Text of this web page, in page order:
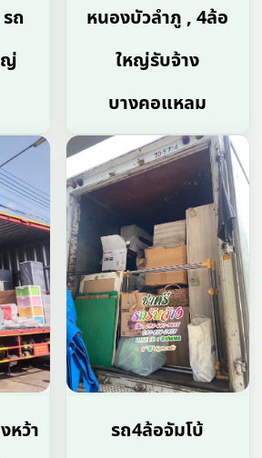
ถ
ญ่
หนองบัวลำภู , 4ล้อ
ใหญ่รับจ้าง
บางคอแหลม
หว้า
รถ4ล้อจัมโบ้